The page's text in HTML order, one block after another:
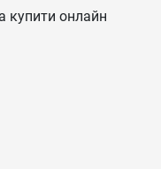
купити онлайн